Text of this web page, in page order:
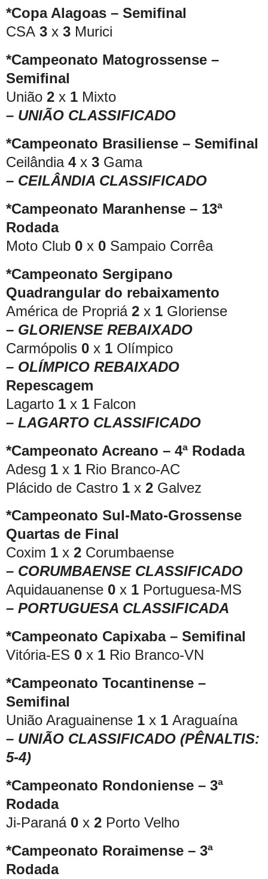
*Copa Alagoas – Semifinal
CSA 3 x 3 Murici
*Campeonato Matogrossense –
Semifinal
União 2 x 1 Mixto
– UNIÃO CLASSIFICADO
*Campeonato Brasiliense – Semifinal
Ceilândia 4x 3 Gama
– CEILÂNDIA CLASSIFICADO
*Campeonato Maranhense – 13ª
Rodada
Moto Club 0 x 0 Sampaio Corrêa
*Campeonato Sergipano
Quadrangular do rebaixamento
América de Propriá 2 x 1 Gloriense
– GLORIENSE REBAIXADO
Carmópolis 0 x 1 Olímpico
– OLÍMPICO REBAIXADO
Repescagem
Lagarto 1 x 1 Falcon
– LAGARTO CLASSIFICADO
*Campeonato Acreano – 4ª Rodada
Adesg 1 x 1 Rio Branco-AC
Plácido de Castro 1 x 2 Galvez
*Campeonato Sul-Mato-Grossense
Quartas de Final
Coxim 1 x 2 Corumbaense
– CORUMBAENSE CLASSIFICADO
Aquidauanense 0 x 1 Portuguesa-MS
– PORTUGUESA CLASSIFICADA
*Campeonato Capixaba – Semifinal
Vitória-ES 0 x 1 Rio Branco-VN
*Campeonato Tocantinense –
Semifinal
União Araguainense 1 x 1 Araguaína
– UNIÃO CLASSIFICADO (PÊNALTIS:
5-4)
*Campeonato Rondoniense – 3ª
Rodada
Ji-Paraná 0 x 2 Porto Velho
*Campeonato Roraimense – 3ª
Rodada